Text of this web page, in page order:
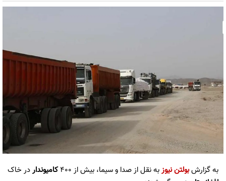
به گزارشبولتن نیوزبه نقل از صدا و سیما، بیش از ۴۰۰ کامیونداردر خاک